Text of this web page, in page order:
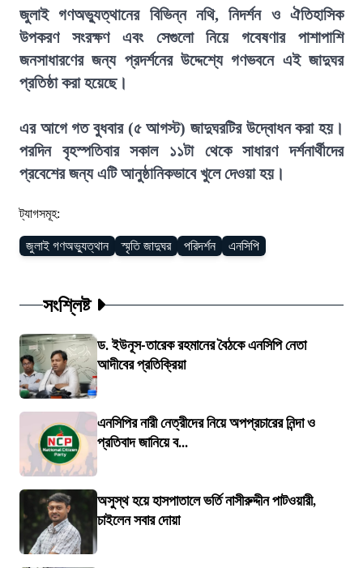
জুলাই গণঅভ্যুত্থানের বিভিন্ন নথি, নিদর্শন ও ঐতিহাসিক
উপকরণ সংরক্ষণ এবং সেগুলো নিয়ে গবেষণার পাশাপাশি
জনসাধারণের জন্য প্রদর্শনের উদ্দেশ্যে গণভবনে এই জাদুঘর
প্রতিষ্ঠা করা হয়েছে।
এর আগে গত বুধবার (৫ আগস্ট) জাদুঘরটির উদ্বোধন করা হয়।
পরদিন বৃহস্পতিবার সকাল ১১টা থেকে সাধারণ দর্শনার্থীদের
প্রবেশের জন্য এটি আনুষ্ঠানিকভাবে খুলে দেওয়া হয়।
ট্যাগসমূহ:
জুলাই গণঅভ্যুত্থান স্মৃতি জাদুঘর পরিদর্শন এনসিপি
সংশ্লিষ্ট
ড. ইউনূস-তারেক রহমানের বৈঠকে এনসিপি নেতা
আদীবের প্রতিক্রিয়া
এনসিপির নারী নেত্রীদের নিয়ে অপপ্রচারের নিন্দা ও
প্রতিবাদ জানিয়ে ব...
অসুস্থ হয়ে হাসপাতালে ভর্তি নাসীরুদ্দীন পাটওয়ারী,
চাইলেন সবার দোয়া